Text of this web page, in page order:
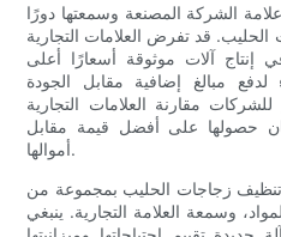
الشركة المصنعة وسمعتها دورًا
قد تفرض العلامات التجارية
إنتاج آلات موثوقة أسعارًا أعلى
لدفع مبالغ إضافية مقابل الجودة
مقارنة العلامات التجارية
حصولها على أفضل قيمة مقابل
أموالها.
تنظيف زجاجات الحليب بمجموعة من
وسمعة العلامة التجارية. ينبغي